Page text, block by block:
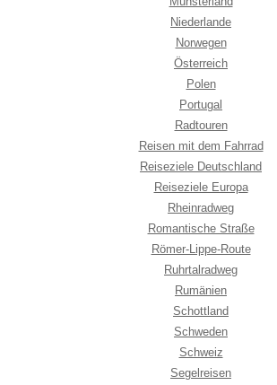
Niederlande
Norwegen
Österreich
Polen
Portugal
Radtouren
Reisen mit dem Fahrrad
Reiseziele Deutschland
Reiseziele Europa
Rheinradweg
Romantische Straße
Römer-Lippe-Route
Ruhrtalradweg
Rumänien
Schottland
Schweden
Schweiz
Segelreisen